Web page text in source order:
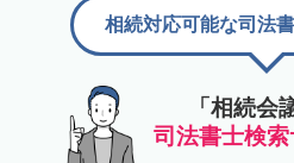
「相続会
司法書士検索
相続対応可能な司法